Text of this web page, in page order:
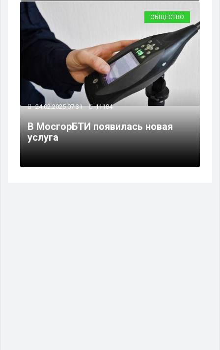
ОБЩЕСТВО
24.02.2025 07:31 11184
В МосгорБТИ появилась новая
услуга